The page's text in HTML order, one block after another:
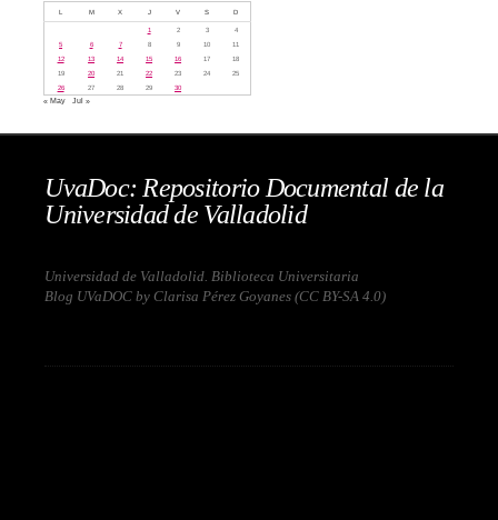
L M X J V S D
1 2 3
4
5
6 7 8 9 10
11
12
13 14 15 16 17
18
19
20 21 22 23 24
25
26
27 28 29 30
« May Jul »
UvaDoc: Repositorio Documental de la
Universidad de Valladolid
Universidad de Valladolid. Biblioteca Universitaria
Blog UVaDOC by Clarisa Pérez Goyanes (CC BY-SA 4.0)